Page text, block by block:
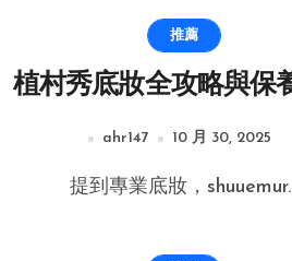
推薦
植村秀底妝全攻略與保
ahr147 10 月 30, 2025
提到專業底妝，